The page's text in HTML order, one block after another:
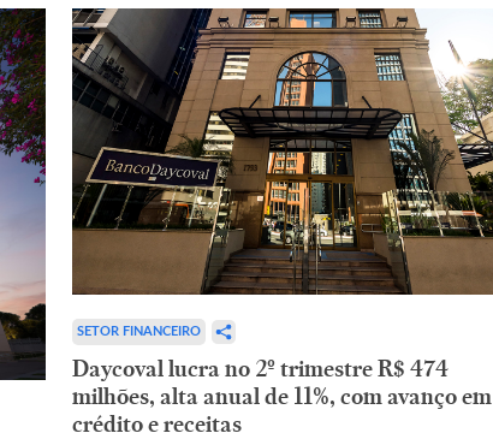
SETOR FINANCEIRO
Daycoval lucra no 2º trimestre R$ 474
milhões, alta anual de 11%, com avanço em
crédito e receitas